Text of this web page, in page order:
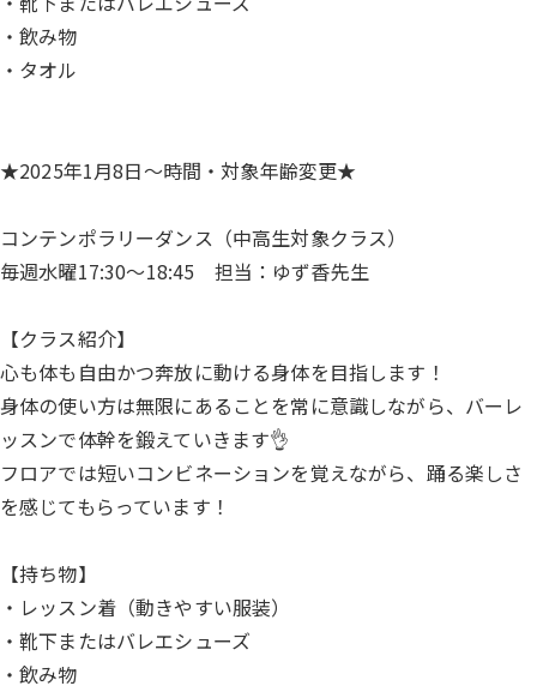
・飲み物
・タオル
★2025年1月8日～時間・対象年齢変更★
コンテンポラリーダンス（中高生対象クラス）
毎週水曜17:30～18:45 担当：ゆず香先生
【クラス紹介】
心も体も自由かつ奔放に動ける身体を目指します！
身体の使い方は無限にあることを常に意識しながら、バーレ
ッスンで体幹を鍛えていきます👌
フロアでは短いコンビネーションを覚えながら、踊る楽しさ
を感じてもらっています！
【持ち物】
・レッスン着（動きやすい服装）
・靴下またはバレエシューズ
・飲み物